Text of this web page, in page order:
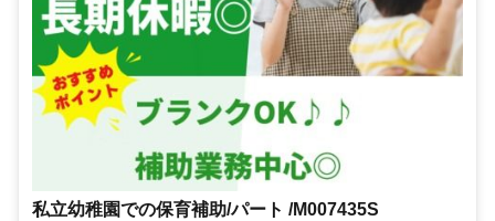
私立幼稚園での保育補助/パート /M007435S